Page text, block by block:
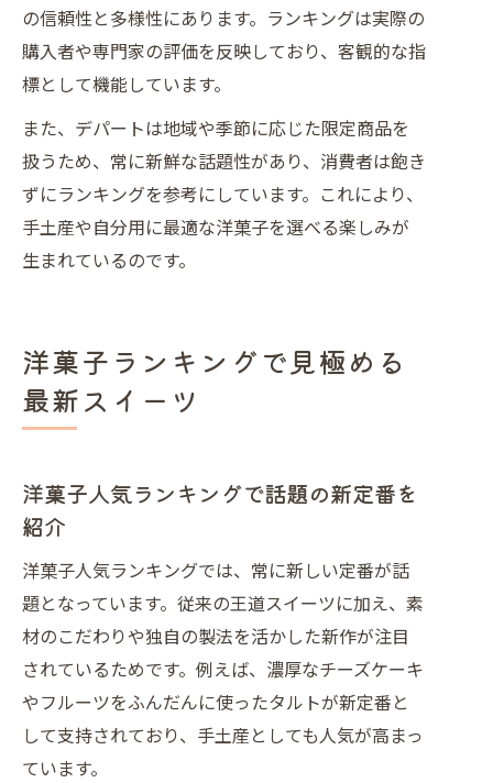
の信頼性と多様性にあります。ランキングは実際の
購入者や専門家の評価を反映しており、客観的な指
標として機能しています。
また、デパートは地域や季節に応じた限定商品を
扱うため、常に新鮮な話題性があり、消費者は飽き
ずにランキングを参考にしています。これにより、
手土産や自分用に最適な洋菓子を選べる楽しみが
生まれているのです。
洋菓子ランキングで見極める
最新スイーツ
洋菓子人気ランキングで話題の新定番を
紹介
洋菓子人気ランキングでは、常に新しい定番が話
題となっています。従来の王道スイーツに加え、素
材のこだわりや独自の製法を活かした新作が注目
されているためです。例えば、濃厚なチーズケーキ
やフルーツをふんだんに使ったタルトが新定番と
して支持されており、手土産としても人気が高まっ
ています。